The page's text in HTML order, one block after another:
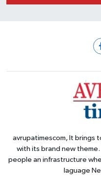
avrupatimescom, It brings
with its brand new
people an infrastructure
laguage